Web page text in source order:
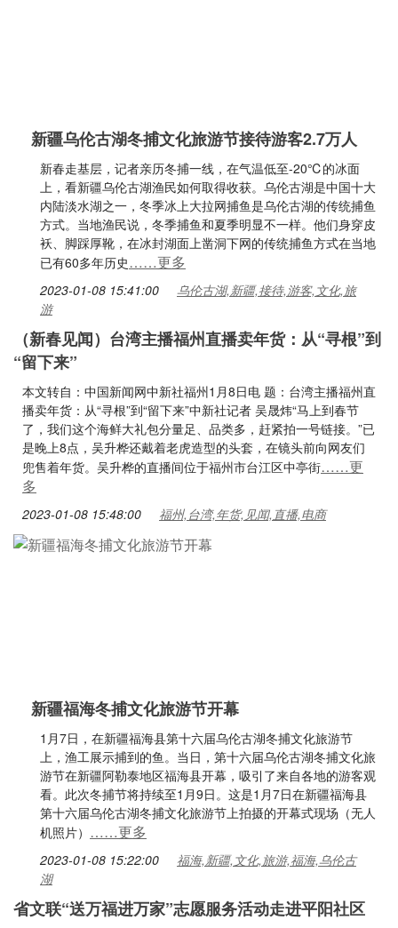
新疆乌伦古湖冬捕文化旅游节接待游客2.7万人
新春走基层，记者亲历冬捕一线，在气温低至-20℃的冰面
上，看新疆乌伦古湖渔民如何取得收获。乌伦古湖是中国十大
内陆淡水湖之一，冬季冰上大拉网捕鱼是乌伦古湖的传统捕鱼
方式。当地渔民说，冬季捕鱼和夏季明显不一样。他们身穿皮
袄、脚踩厚靴，在冰封湖面上凿洞下网的传统捕鱼方式在当地
已有60多年历史……更多
2023-01-08 15:41:00
乌伦古湖,新疆,接待,游客,文化,旅
游
（新春见闻）台湾主播福州直播卖年货：从“寻根”到
“留下来”
本文转自：中国新闻网中新社福州1月8日电 题：台湾主播福州直
播卖年货：从“寻根”到“留下来”中新社记者 吴晟炜“马上到春节
了，我们这个海鲜大礼包分量足、品类多，赶紧拍一号链接。”已
是晚上8点，吴升桦还戴着老虎造型的头套，在镜头前向网友们
兜售着年货。吴升桦的直播间位于福州市台江区中亭街……更
多
2023-01-08 15:48:00 福州,台湾,年货,见闻,直播,电商
新疆福海冬捕文化旅游节开幕
1月7日，在新疆福海县第十六届乌伦古湖冬捕文化旅游节
上，渔工展示捕到的鱼。当日，第十六届乌伦古湖冬捕文化旅
游节在新疆阿勒泰地区福海县开幕，吸引了来自各地的游客观
看。此次冬捕节将持续至1月9日。这是1月7日在新疆福海县
第十六届乌伦古湖冬捕文化旅游节上拍摄的开幕式现场（无人
机照片） ……更多
2023-01-08 15:22:00
福海,新疆,文化,旅游,福海,乌伦古
湖
省文联“送万福进万家”志愿服务活动走进平阳社区